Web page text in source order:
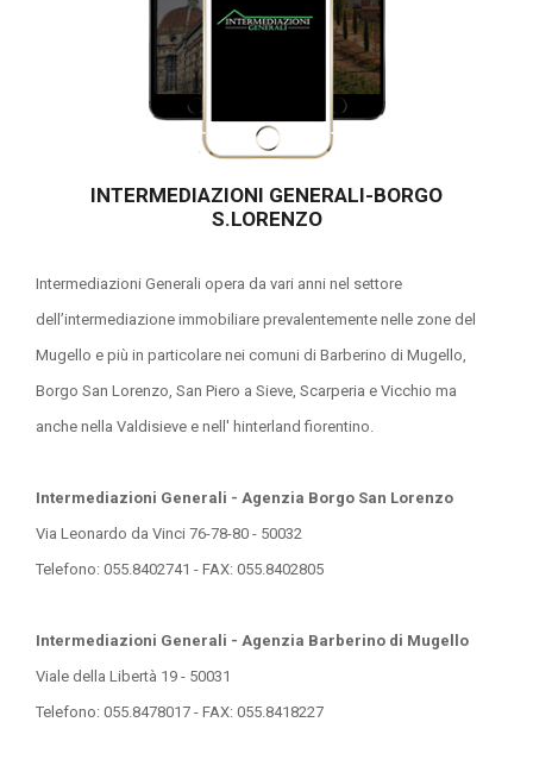
INTERMEDIAZIONI GENERALI-BORGO
S.LORENZO
Intermediazioni Generali opera da vari anni nel settore
dell’intermediazione immobiliare prevalentemente nelle zone del
Mugello e più in particolare nei comuni di Barberino di Mugello,
Borgo San Lorenzo, San Piero a Sieve, Scarperia e Vicchio ma
anche nella Valdisieve e nell' hinterland fiorentino.
Intermediazioni Generali - Agenzia Borgo San Lorenzo
Via Leonardo da Vinci 76-78-80 - 50032
Telefono: 055.8402741 - FAX: 055.8402805
Intermediazioni Generali - Agenzia Barberino di Mugello
Viale della Libertà 19 - 50031
Telefono: 055.8478017 - FAX: 055.8418227